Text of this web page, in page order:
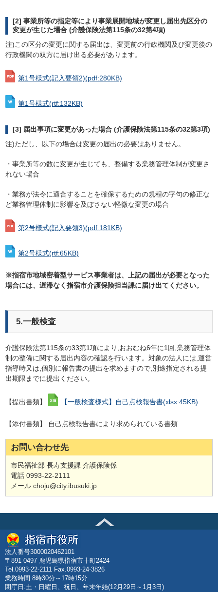
[2] 事業所等の指定等により事業展開地域が変更し届出先区分の
変更が生じた場合 (介護保険法第115条の32第4項)
注)この区分の変更に関する届出は、変更前の行政機関及び変更後の
行政機関の双方に届け出る必要があります。
第1号様式(記入要領2)(pdf:280KB)
第1号様式(rtf:132KB)
[3] 届出事項に変更があった場合 (介護保険法第115条の32第3項)
注)ただし、以下の場合は変更の届出の必要はありません。
・事業所等の数に変更が生じても、整備する業務管理体制が変更さ
れない場合
・業務が法令に適合することを確保するための規程の字句の修正な
ど業務管理体制に影響を及ぼさない軽微な変更の場合
第2号様式(記入要領3)(pdf:181KB)
第2号様式(rtf:65KB)
※指宿市地域密着型サービス事業者は、上記の届出が必要となった
場合には、遅滞なく指宿市介護保険担当課に届け出てください。
5.一般検査
介護保険法第115条の33第1項により,おおむね6年に1回,業務管理体
制の整備に関する届出内容の確認を行います。対象の法人には,運営
指導時又は,個別に報告書の提出を求めますので,別途指定される提
出期限までに提出ください。
【提出書類】 【一般検査様式】自己点検報告書(xlsx:45KB)
【添付書類】 自己点検報告書により求められている書類
お問い合わせ先
市民福祉部 長寿支援課 介護保険係
電話 0993-22-2111
メール choju@city.ibusuki.jp
法人番号3000020462101
〒891-0497 鹿児島県指宿市十町2424
Tel.0993-22-2111 Fax.0993-24-3826
業務時間:8時30分～17時15分
閉庁日:土・日曜日、祝日、年末年始(12月29日～1月3日)